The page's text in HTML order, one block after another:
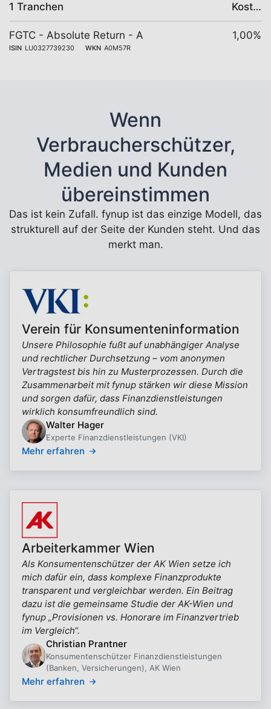
1 Tranchen Kosten
FGTC - Absolute Return - A
ISIN LU0327739230 WKN A0M57R
1,00%
Wenn
Verbraucherschützer,
Medien und Kunden
übereinstimmen
Das ist kein Zufall. fynup ist das einzige Modell, das
strukturell auf der Seite der Kunden steht. Und das
merkt man.
Verein für Konsumenteninformation
Unsere Philosophie fußt auf unabhängiger Analyse
und rechtlicher Durchsetzung – vom anonymen
Vertragstest bis hin zu Musterprozessen. Durch die
Zusammenarbeit mit fynup stärken wir diese Mission
und sorgen dafür, dass Finanzdienstleistungen
wirklich konsumfreundlich sind.
Walter Hager
Experte Finanzdienstleistungen (VKI)
Mehr erfahren
Arbeiterkammer Wien
Als Konsumentenschützer der AK Wien setze ich
mich dafür ein, dass komplexe Finanzprodukte
transparent und vergleichbar werden. Ein Beitrag
dazu ist die gemeinsame Studie der AK-Wien und
fynup „Provisionen vs. Honorare im Finanzvertrieb
im Vergleich“.
Christian Prantner
Konsumentenschützer Finanzdienstleistungen
(Banken, Versicherungen), AK Wien
Mehr erfahren